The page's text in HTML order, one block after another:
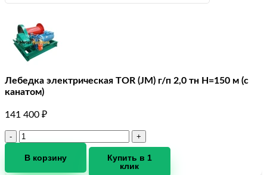
Лебедка электрическая TOR (JM) г/п 2,0 тн Н=150 м (с
канатом)
141 400 ₽
Количество
Лебедка
В корзину
Купить в 1
клик